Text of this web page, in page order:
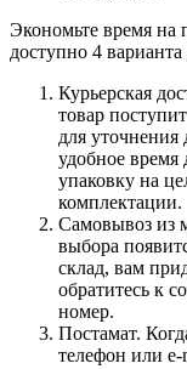
Экономьте время на
доступно 4 варианта
Курьерская
товар
для
удобное время
упаковку на
комплектации.
Самовывоз из
выбора
склад, вам
обратитесь к
номер.
Постамат.
телефон или